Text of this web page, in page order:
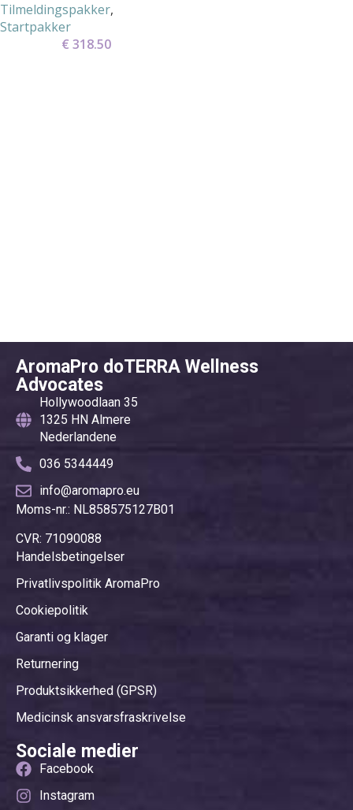
Tilmeldingspakker,
Startpakker
€ 318.50
AromaPro doTERRA Wellness
Advocates
Hollywoodlaan 35
1325 HN Almere
Nederlandene
036 5344449
info@aromapro.eu
Moms-nr.: NL858575127B01
CVR: 71090088
Handelsbetingelser
Privatlivspolitik AromaPro
Cookiepolitik
Garanti og klager
Returnering
Produktsikkerhed (GPSR)
Medicinsk ansvarsfraskrivelse
Sociale medier
Facebook
Instagram